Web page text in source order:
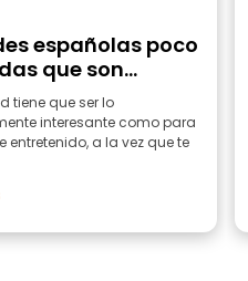
españolas poco
que son
base para
tiene que ser lo
interesante como para
entretenido, a la vez que te